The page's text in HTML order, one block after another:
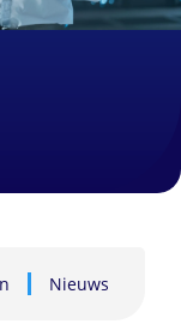
Nieuws